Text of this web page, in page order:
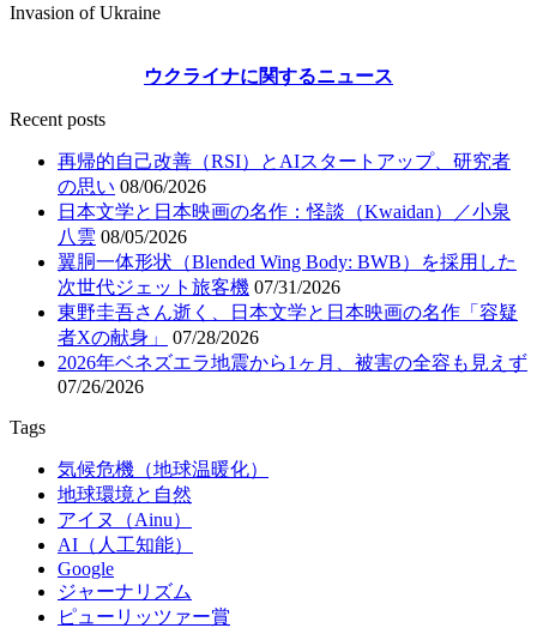
Invasion of Ukraine
ウクライナに関するニュース
Recent posts
再帰的自己改善（RSI）とAIスタートアップ、研究者
の思い 08/06/2026
日本文学と日本映画の名作：怪談（Kwaidan）／小泉
八雲 08/05/2026
翼胴一体形状（Blended Wing Body: BWB）を採用した
次世代ジェット旅客機 07/31/2026
東野圭吾さん逝く、日本文学と日本映画の名作「容疑
者Xの献身」
07/28/2026
2026年ベネズエラ地震から1ヶ月、被害の全容も見えず
07/26/2026
Tags
気候危機（地球温暖化）
地球環境と自然
アイヌ（Ainu）
AI（人工知能）
Google
ジャーナリズム
ピューリッツァー賞